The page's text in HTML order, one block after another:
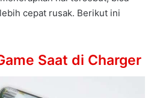
cepat rusak. Berikut ini
Saat di Charger